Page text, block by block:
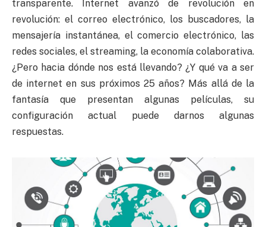
transparente. Internet avanzó de revolución en
revolución: el correo electrónico, los buscadores, la
mensajería instantánea, el comercio electrónico, las
redes sociales, el streaming, la economía colaborativa.
¿Pero hacia dónde nos está llevando? ¿Y qué va a ser
de internet en sus próximos 25 años? Más allá de la
fantasía que presentan algunas películas, su
configuración actual puede darnos algunas
respuestas.